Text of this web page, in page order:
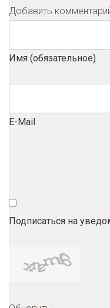
Добавить
Имя (обязательное)
E-Mail
Подписаться на